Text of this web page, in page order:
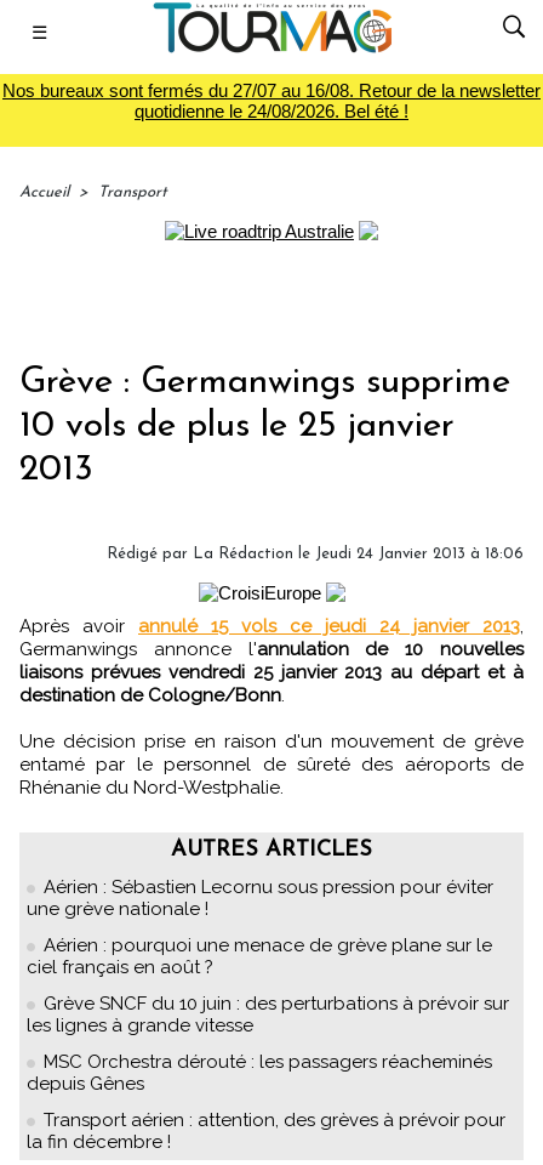
☰
Nos bureaux sont fermés du 27/07 au 16/08. Retour de la newsletter
quotidienne le 24/08/2026. Bel été !
Accueil > Transport
Grève : Germanwings supprime
10 vols de plus le 25 janvier
2013
Rédigé par La Rédaction le Jeudi 24 Janvier 2013 à 18:06
Après avoir annulé 15 vols ce jeudi 24 janvier 2013,
Germanwings annonce l'annulation de 10 nouvelles
liaisons prévues vendredi 25 janvier 2013 au départ et à
destination de Cologne/Bonn.
Une décision prise en raison d'un mouvement de grève
entamé par le personnel de sûreté des aéroports de
Rhénanie du Nord-Westphalie.
AUTRES ARTICLES
Aérien : Sébastien Lecornu sous pression pour éviter
une grève nationale !
Aérien : pourquoi une menace de grève plane sur le
ciel français en août ?
Grève SNCF du 10 juin : des perturbations à prévoir sur
les lignes à grande vitesse
MSC Orchestra dérouté : les passagers réacheminés
depuis Gênes
Transport aérien : attention, des grèves à prévoir pour
la fin décembre !